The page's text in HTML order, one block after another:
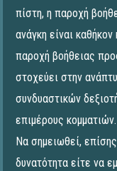
πίστη, η παροχή
ανάγκη είναι
παροχή βοήθειας
στοχεύει στην
συνδυαστικών
επιμέρους κομματιών.
Να σημειωθεί,
δυνατότητα είτε να